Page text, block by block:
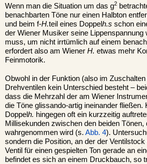
Wenn man die Situation um das g2
benachbarten Töne nur einen Halbton
und beim f-H.teil eines Doppelh.s schon
der Wiener Musiker seine
muss, um nicht irrtümlich auf einem
erfordert also am Wiener H. etwas mehr
Feinmotorik.
Obwohl in der Funktion (also im
Drehventilen kein Unterschied besteht –
dass die Mehrzahl der am Wiener
die Töne glissando-artig ineinander
Doppelh. hingegen oft ein kurzzeitig
Millisekunden zwischen den beiden
wahrgenommen wird (s. Abb. 4).
sondern die Position, an der der
Ventil für einen gespielten Ton gerade an
befindet es sich an einem Druckbauch, so